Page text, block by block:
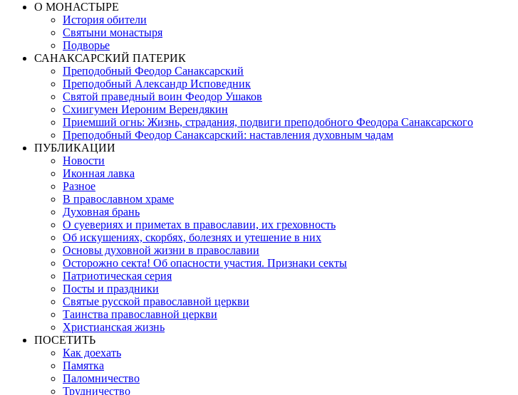
О МОНАСТЫРЕ
История обители
Святыни монастыря
Подворье
САНАКСАРСКИЙ ПАТЕРИК
Преподобный Феодор Санаксарский
Преподобный Александр Исповедник
Святой праведный воин Феодор Ушаков
Схиигумен Иероним Верендякин
Приемший огнь: Жизнь, страдания, подвиги преподобного Феодора Санаксарского
Преподобный Феодор Санаксарский: наставления духовным чадам
ПУБЛИКАЦИИ
Новости
Иконная лавка
Разное
В православном храме
Духовная брань
О суевериях и приметах в православии, их греховность
Об искушениях, скорбях, болезнях и утешение в них
Основы духовной жизни в православии
Осторожно секта! Об опасности участия. Признаки секты
Патриотическая серия
Посты и праздники
Святые русской православной церкви
Таинства православной церкви
Христианская жизнь
ПОСЕТИТЬ
Как доехать
Памятка
Паломничество
Трудничество